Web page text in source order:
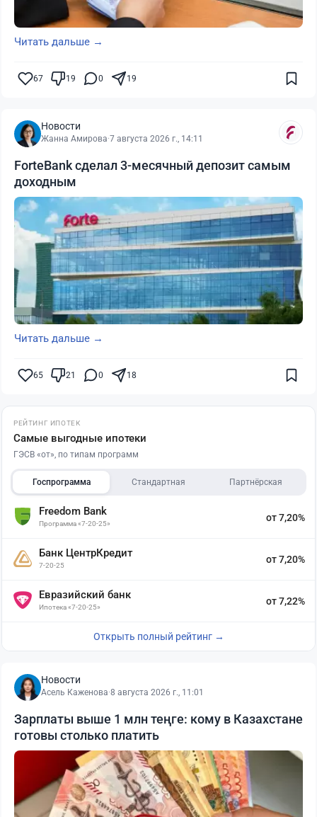
Читать дальше →
67 19 0 19
Новости
Жанна Амирова·7 августа 2026 г., 14:11
ForteBank сделал 3-месячный депозит самым
доходным
Читать дальше →
65 21 0 18
РЕЙТИНГ ИПОТЕК
Самые выгодные ипотеки
ГЭСВ «от», по типам программ
Госпрограмма Стандартная Партнёрская
Freedom Bank
Программа «7-20-25»
от 7,20%
Банк ЦентрКредит
7-20-25
от 7,20%
Евразийский банк
Ипотека «7-20-25»
от 7,22%
Открыть полный рейтинг →
Новости
Асель Каженова·8 августа 2026 г., 11:01
Зарплаты выше 1 млн теңге: кому в Казахстане
готовы столько платить